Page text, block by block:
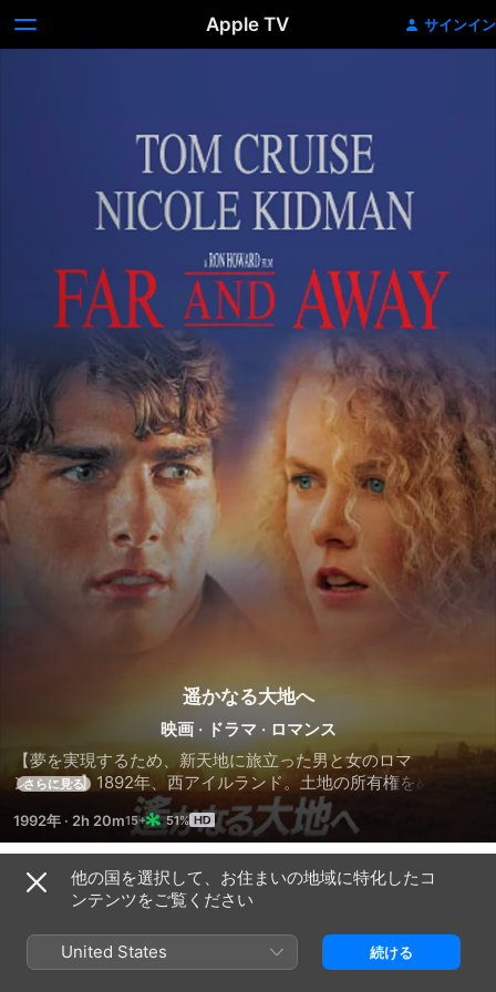
Apple TV サインイン
遥かなる大地へ
映画 · ドラマ · ロマンス
【夢を実現するため、新天地に旅立った男と女のロマ
ン・・・】1892年、西アイルランド。土地の所有権をめぐり、
横暴な地主に父を殺された小作人のジョセス（トム・クルー
ズ）。復讐を誓い、屋敷に忍び込んだ彼は、そこで地主の娘シ
ャノン（ニコール・キッドマン）と出逢う。両親と婚約者のも
とから逃げ出そうと考えていたシャノンに、アメリカのオクラ
ホマでは土地がただで手に入ることを教えられたジョセフは、
彼女と一緒にアメリカへ旅立つことに。２人は新天地への夢を
ふくらませ、ボストン行きの船に乗り込むが、船中でシャノン
が詐欺に遭い、無一文になってしまう。しかしこれは、彼らが
さらに見る
1992年 · 2h 20m 51%
予告編
他の国を選択して、お住まいの地域に特化したコ
ンテンツをご覧ください
United States 続ける